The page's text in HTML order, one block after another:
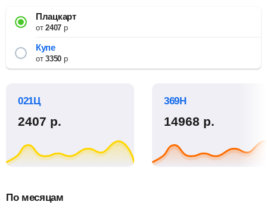
Плацкарт
от2407р
Купе
от3350р
021Ц
2407 р.
369Н
14968 р.
По месяцам